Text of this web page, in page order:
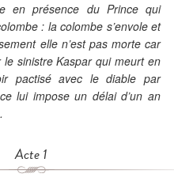
en présence du Prince qui
: la colombe s’envole et
elle n’est pas morte car
sinistre Kaspar qui meurt en
pactisé avec le diable par
lui impose un délai d’un an
Acte 1